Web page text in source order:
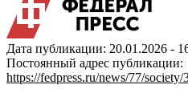
Дата публикации: 20.01.2026 -
Постоянный адрес публикации:
https://fedpress.ru/news/77/society/